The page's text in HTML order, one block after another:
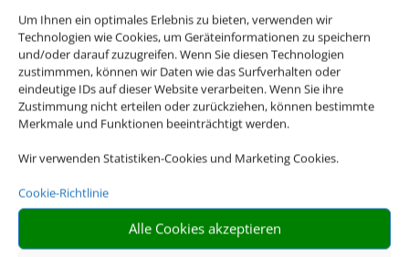
Um Ihnen ein optimales Erlebnis zu bieten, verwenden wir
Technologien wie Cookies, um Geräteinformationen zu speichern
und/oder darauf zuzugreifen. Wenn Sie diesen Technologien
zustimmmen, können wir Daten wie das Surfverhalten oder
eindeutige IDs auf dieser Website verarbeiten. Wenn Sie ihre
Zustimmung nicht erteilen oder zurückziehen, können bestimmte
Merkmale und Funktionen beeinträchtigt werden.
Wir verwenden Statistiken-Cookies und Marketing Cookies.
Cookie-Richtlinie
Alle Cookies akzeptieren
einer Ferienwohnung haben Sie mehr
Freiheiten als in einem gewöhnlichen Hotel.
Egal ob es ein Strandurlaub in einer Finca
sein soll oder ob Sie mit Ihrem Hund die
Wälder erkunden wollen: Für nahezu alles
gibt es das passende Angebot.
Buchen Sie bei uns Ihren individuellen
Urlaub in Ferienhaus oder Ferienwohnung –